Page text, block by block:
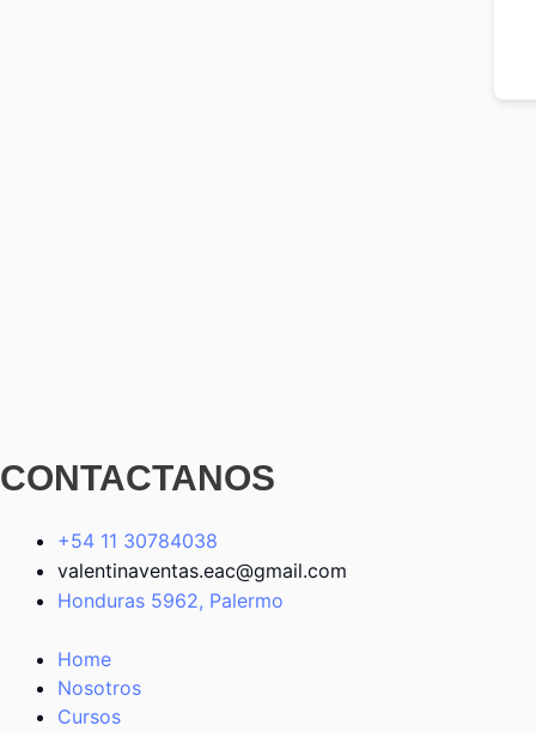
CONTACTANOS
+54 11 30784038
valentinaventas.eac@gmail.com
Honduras 5962, Palermo
Home
Nosotros
Cursos